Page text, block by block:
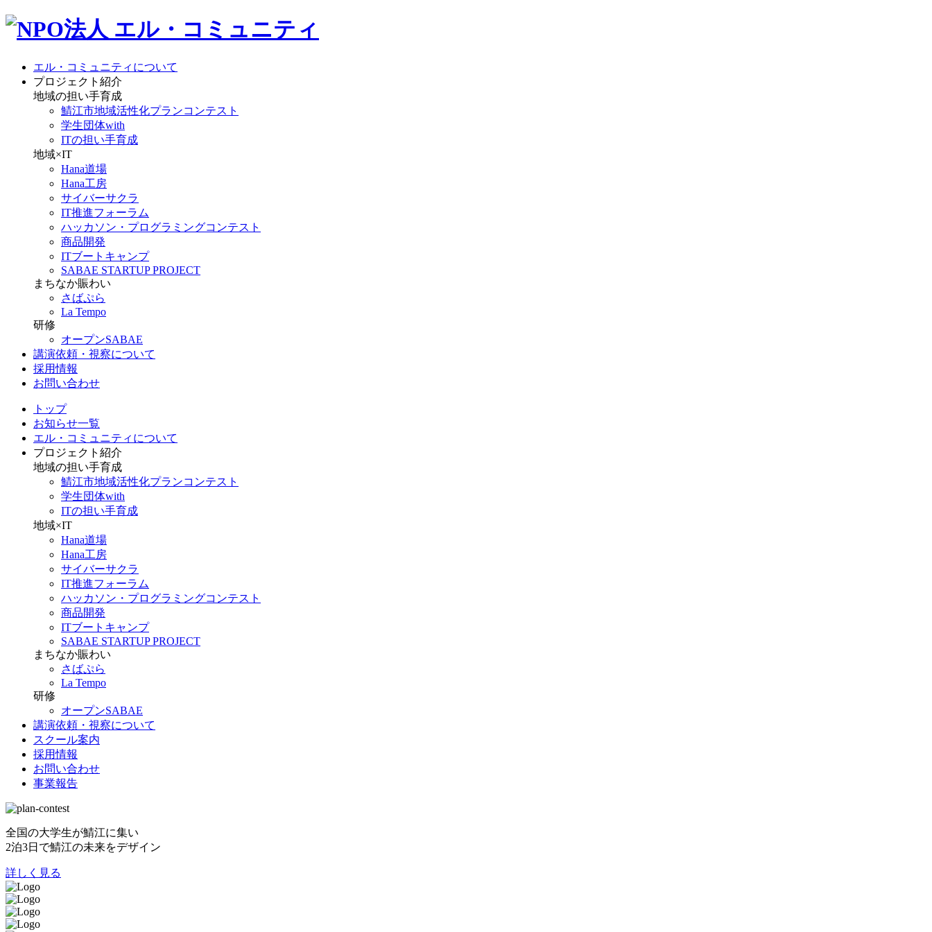
エル・コミュニティについて
プロジェクト紹介
地域の担い手育成
鯖江市地域活性化プランコンテスト
学生団体with
ITの担い手育成
地域×IT
Hana道場
Hana工房
サイバーサクラ
IT推進フォーラム
ハッカソン・プログラミングコンテスト
商品開発
ITブートキャンプ
SABAE STARTUP PROJECT
まちなか賑わい
さばぷら
La Tempo
研修
オープンSABAE
講演依頼・視察について
採用情報
お問い合わせ
トップ
お知らせ一覧
エル・コミュニティについて
プロジェクト紹介
地域の担い手育成
鯖江市地域活性化プランコンテスト
学生団体with
ITの担い手育成
地域×IT
Hana道場
Hana工房
サイバーサクラ
IT推進フォーラム
ハッカソン・プログラミングコンテスト
商品開発
ITブートキャンプ
SABAE STARTUP PROJECT
まちなか賑わい
さばぷら
La Tempo
研修
オープンSABAE
講演依頼・視察について
スクール案内
採用情報
お問い合わせ
事業報告
全国の大学生が鯖江に集い
2泊3日で鯖江の未来をデザイン
詳しく見る